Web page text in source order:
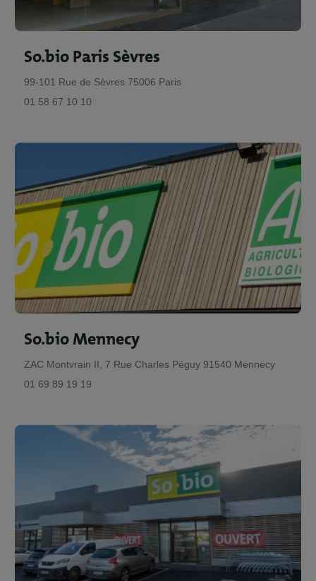
So.bio Paris Sèvres
99-101 Rue de Sèvres 75006 Paris
01 58 67 10 10
So.bio Mennecy
ZAC Montvrain II, 7 Rue Charles Péguy 91540 Mennecy
01 69 89 19 19